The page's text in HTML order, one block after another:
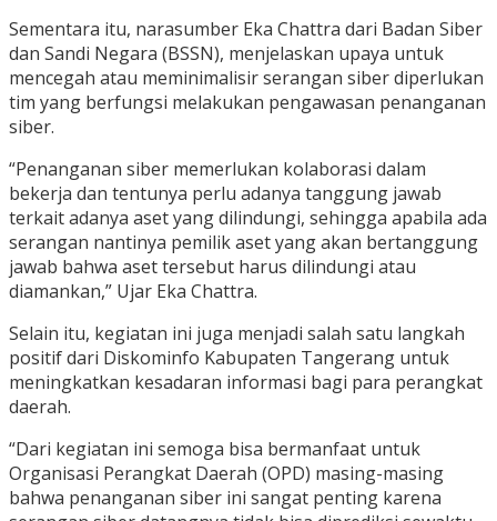
Sementara itu, narasumber Eka Chattra dari Badan Siber
dan Sandi Negara (BSSN), menjelaskan upaya untuk
mencegah atau meminimalisir serangan siber diperlukan
tim yang berfungsi melakukan pengawasan penanganan
siber.
“Penanganan siber memerlukan kolaborasi dalam
bekerja dan tentunya perlu adanya tanggung jawab
terkait adanya aset yang dilindungi, sehingga apabila ada
serangan nantinya pemilik aset yang akan bertanggung
jawab bahwa aset tersebut harus dilindungi atau
diamankan,” Ujar Eka Chattra.
Selain itu, kegiatan ini juga menjadi salah satu langkah
positif dari Diskominfo Kabupaten Tangerang untuk
meningkatkan kesadaran informasi bagi para perangkat
daerah.
“Dari kegiatan ini semoga bisa bermanfaat untuk
Organisasi Perangkat Daerah (OPD) masing-masing
bahwa penanganan siber ini sangat penting karena